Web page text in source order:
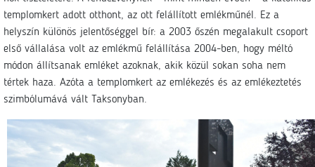
templomkert adott otthont, az ott felállított emlékműnél. Ez a
helyszín különös jelentőséggel bír: a 2003 őszén megalakult csoport
első vállalása volt az emlékmű felállítása 2004-ben, hogy méltó
módon állítsanak emléket azoknak, akik közül sokan soha nem
tértek haza. Azóta a templomkert az emlékezés és az emlékeztetés
szimbólumává vált Taksonyban.